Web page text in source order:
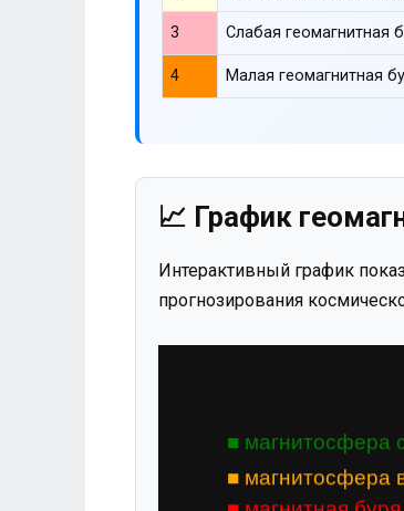
3 Слабая геомагнитная
4 Малая геомагнитная
📈 График
Интерактивный график
прогнозирования